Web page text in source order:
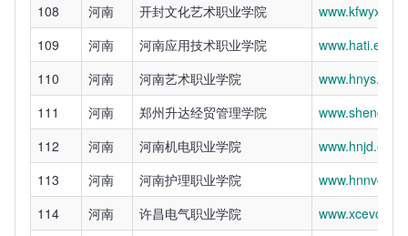
108
河南 开封文化艺术职业学院
109
河南 河南应用技术职业学院
110
河南 河南艺术职业学院
111
河南 郑州升达经贸管理学院
112
河南 河南机电职业学院
113
河南 河南护理职业学院
114
河南 许昌电气职业学院